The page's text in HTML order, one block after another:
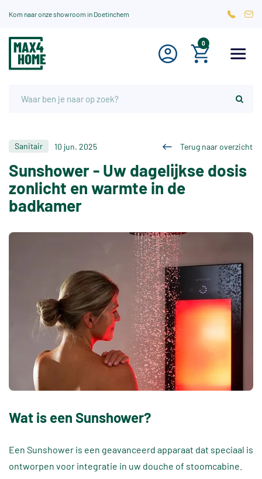
Kom naar onze showroom in Doetinchem
0
Sanitair 10 jun. 2025 Terug naar overzicht
Sunshower - Uw dagelijkse dosis
zonlicht en warmte in de
badkamer
Wat is een Sunshower?
Een Sunshower is een geavanceerd apparaat dat speciaal is
ontworpen voor integratie in uw douche of stoomcabine.